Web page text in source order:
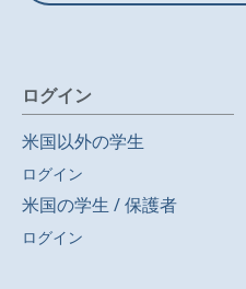
ログイン
米国以外の学生
ログイン
米国の学生 / 保護者
ログイン